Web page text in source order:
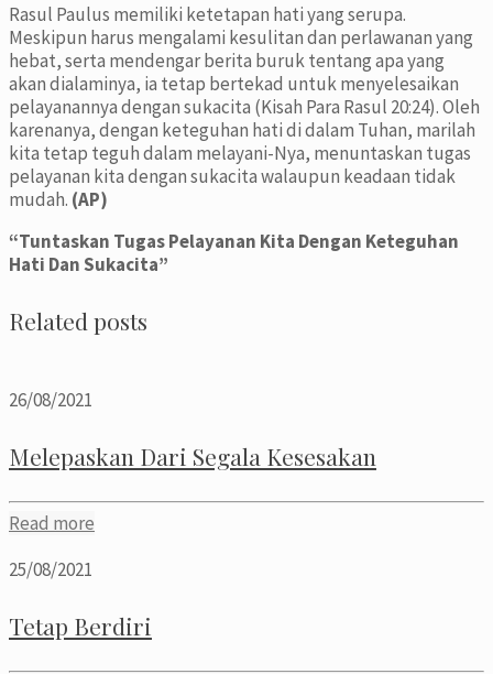
Rasul Paulus memiliki ketetapan hati yang serupa.
Meskipun harus mengalami kesulitan dan perlawanan yang
hebat, serta mendengar berita buruk tentang apa yang
akan dialaminya, ia tetap bertekad untuk menyelesaikan
pelayanannya dengan sukacita (Kisah Para Rasul 20:24). Oleh
karenanya, dengan keteguhan hati di dalam Tuhan, marilah
kita tetap teguh dalam melayani-Nya, menuntaskan tugas
pelayanan kita dengan sukacita walaupun keadaan tidak
mudah. (AP)
“Tuntaskan Tugas Pelayanan Kita Dengan Keteguhan
Hati Dan Sukacita”
Related posts
26/08/2021
Melepaskan Dari Segala Kesesakan
Read more
25/08/2021
Tetap Berdiri